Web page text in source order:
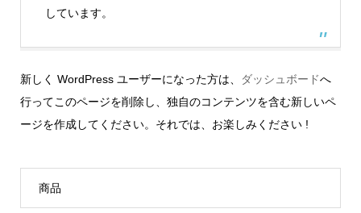
しています。
新しく WordPress ユーザーになった方は、 ダッシュボードへ
行ってこのページを削除し、独自のコンテンツを含む新しいペ
ージを作成してください。それでは、お楽しみください !
商品